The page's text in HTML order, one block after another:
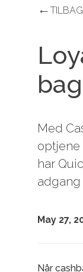
←
Med
optjene
har
May 27,
Når